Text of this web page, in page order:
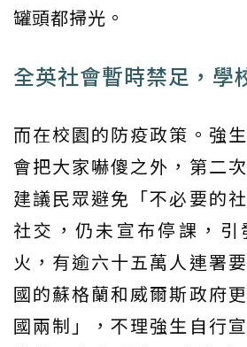
罐頭都掃光。
全英社會暫時禁足，學
而在校園的防疫政策。強
會把大家嚇傻之外，第二
建議民眾避免「不必要的
社交，仍未宣布停課，引
火，有逾六十五萬人連署
國的蘇格蘭和威爾斯政府
國兩制」，不理強生自行